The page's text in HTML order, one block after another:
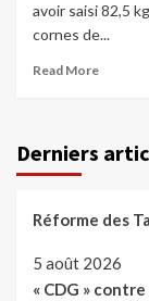
avoir saisi 82,5
cornes de...
Read More
Derniers
Réforme des
5 août 2026
« CDG »